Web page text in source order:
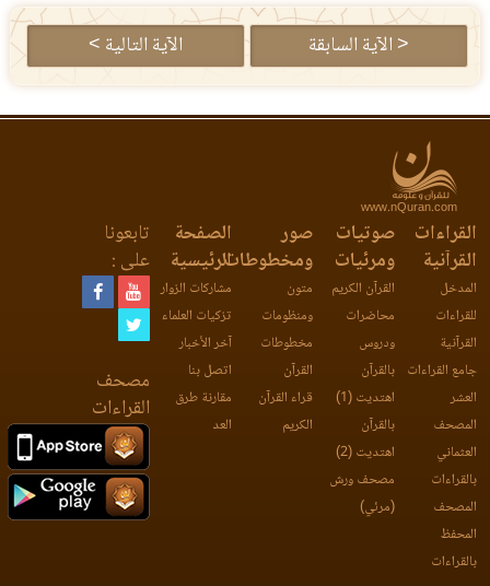
< الآية السابقة الآية التالية >
www.nQuran.com
القراءات
القرآنية
المدخل
للقراءات
القرآنية
جامع القراءات
العشر
المصحف
العثماني
بالقراءات
المصحف
المحفظ
بالقراءات
صوتيات
ومرئيات
القرآن الكريم
محاضرات
ودروس
بالقرآن
اهتديت (1)
بالقرآن
اهتديت (2)
مصحف ورش
(مرئي)
صور
ومخطوطات
متون
ومنظومات
مخطوطات
القرآن
قراء القرآن
الكريم
الصفحة
الرئيسية
مشاركات الزوار
تزكيات العلماء
آخر الأخبار
اتصل بنا
مقارنة طرق
العد
تابعونا
على :
مصحف
القراءات